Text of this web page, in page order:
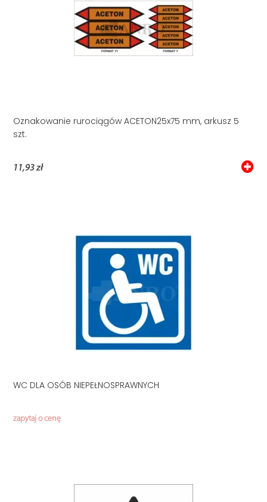
Oznakowanie rurociągów ACETON25x75 mm, arkusz 5
szt.
11,93 zł
WC DLA OSÓB NIEPEŁNOSPRAWNYCH
zapytaj o cenę